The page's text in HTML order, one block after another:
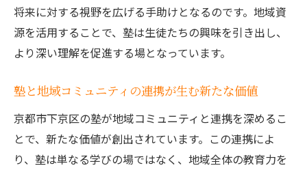
将来に対する視野を広げる手助けとなるのです。地域資
源を活用することで、塾は生徒たちの興味を引き出し、
より深い理解を促進する場となっています。
塾と地域コミュニティの連携が生む新たな価値
京都市下京区の塾が地域コミュニティと連携を深めるこ
とで、新たな価値が創出されています。この連携によ
り、塾は単なる学びの場ではなく、地域全体の教育力を